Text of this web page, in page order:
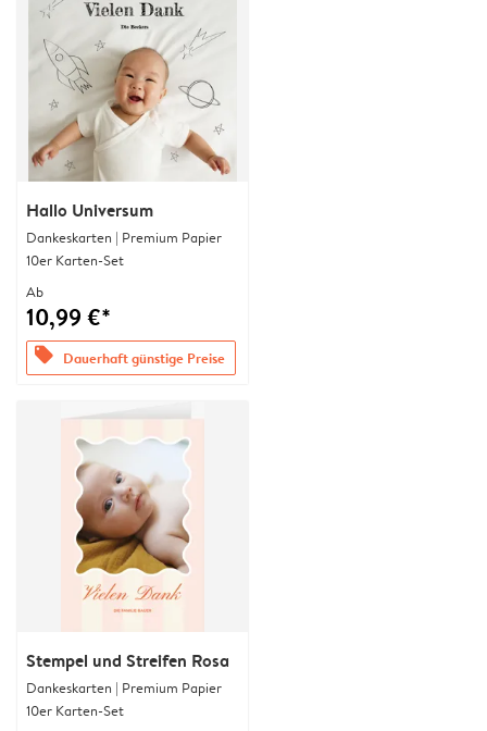
Hallo Universum
Dankeskarten | Premium Papier
10er Karten-Set
Ab
10,99 €*
offers Dauerhaft günstige Preise
Stempel und Streifen Rosa
Dankeskarten | Premium Papier
10er Karten-Set